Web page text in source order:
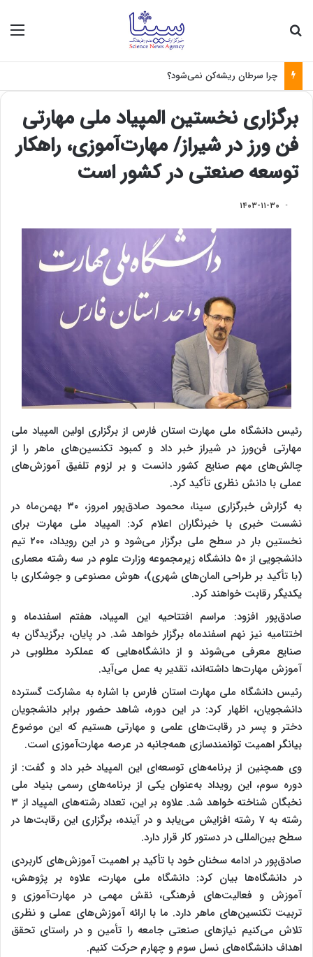
چرا سرطان ریشه‌کن نمی‌شود؟
برگزاری نخستین المپیاد ملی مهارتی
فن ورز در شیراز/ مهارت‌آموزی، راهکار
توسعه صنعتی در کشور است
۱۴۰۳-۱۱-۳۰
رئیس دانشگاه ملی مهارت استان فارس از برگزاری اولین المپیاد ملی
مهارتی فن‌ورز در شیراز خبر داد و کمبود تکنسین‌های ماهر را از
چالش‌های مهم صنایع کشور دانست و بر لزوم تلفیق آموزش‌های
عملی با دانش نظری تأکید کرد.
به گزارش خبرگزاری سینا، محمود صادق‌پور امروز، ۳۰ بهمن‌ماه در
نشست خبری با خبرنگاران اعلام کرد: المپیاد ملی مهارت برای
نخستین بار در سطح ملی برگزار می‌شود و در این رویداد، ۲۰۰ تیم
دانشجویی از ۵۰ دانشگاه زیرمجموعه وزارت علوم در سه رشته معماری
(با تأکید بر طراحی المان‌های شهری)، هوش مصنوعی و جوشکاری با
یکدیگر رقابت خواهند کرد.
صادق‌پور افزود: مراسم افتتاحیه این المپیاد، هفتم اسفندماه و
اختتامیه نیز نهم اسفندماه برگزار خواهد شد. در پایان، برگزیدگان به
صنایع معرفی می‌شوند و از دانشگاه‌هایی که عملکرد مطلوبی در
آموزش مهارت‌ها داشته‌اند، تقدیر به عمل می‌آید.
رئیس دانشگاه ملی مهارت استان فارس با اشاره به مشارکت گسترده
دانشجویان، اظهار کرد: در این دوره، شاهد حضور برابر دانشجویان
دختر و پسر در رقابت‌های علمی و مهارتی هستیم که این موضوع
بیانگر اهمیت توانمندسازی همه‌جانبه در عرصه مهارت‌آموزی است.
وی همچنین از برنامه‌های توسعه‌ای این المپیاد خبر داد و گفت: از
دوره سوم، این رویداد به‌عنوان یکی از برنامه‌های رسمی بنیاد ملی
نخبگان شناخته خواهد شد. علاوه بر این، تعداد رشته‌های المپیاد از ۳
رشته به ۷ رشته افزایش می‌یابد و در آینده، برگزاری این رقابت‌ها در
سطح بین‌المللی در دستور کار قرار دارد.
صادق‌پور در ادامه سخنان خود با تأکید بر اهمیت آموزش‌های کاربردی
در دانشگاه‌ها بیان کرد: دانشگاه ملی مهارت، علاوه بر پژوهش،
آموزش و فعالیت‌های فرهنگی، نقش مهمی در مهارت‌آموزی و
تربیت تکنسین‌های ماهر دارد. ما با ارائه آموزش‌های عملی و نظری
تلاش می‌کنیم نیازهای صنعتی جامعه را تأمین و در راستای تحقق
اهداف دانشگاه‌های نسل سوم و چهارم حرکت کنیم.